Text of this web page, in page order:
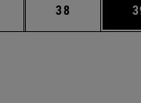
Páginas intermedias
Página
38